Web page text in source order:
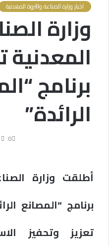
اخبار وزارة الصناعة والثروة المعدنية
وزارة
برنامج
الرائدة”
0
أطلقت وزارة
برنامج “المصانع
تعزيز وتحفيز